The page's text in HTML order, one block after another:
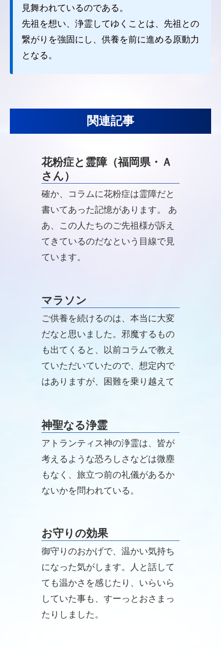
見舞われているのである。
先祖を想い、浄霊してゆくことは、先祖との
繋がりを強固にし、供養を前に進める原動力
となる。
関連記事
花粉症と霊障（福岡県・Ａ
さん）
確か、コラムに花粉症は霊障だと
書いてあった記憶があります。 あ
あ、この人たちのご先祖様が訴え
てきているのだなという目線で見
ています。
マラソン
ご供養を続けるのは、本当に大変
だなと思いました。邪魔するもの
も出てくると、以前コラムで教え
ていただいていたので、想定内で
はありますが、困難を乗り越えて
ただいていたので、なんとかなり
そうです！
神聖なる浄霊
アトランティス神の浄霊は、皆が
考えるような恐ろしさなどは微塵
もなく、旅立つ前の礼儀があるか
ないかを問われている。
お守りの効果
御守りのおかげで、温かい気持ち
になった気がします。人と話して
ても温かさを感じたり、いらいら
していた事も、すーっとおさまっ
たりしました。